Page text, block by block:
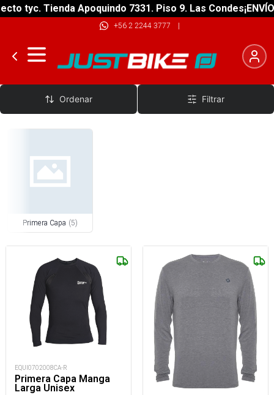
tyc. Tienda Apoquindo 7331. Piso 9. Las Condes
+56 2 2244 3777 |
Vestimenta
Ordenar Filtrar
Primera Capa (5)
EQUI0702008CA-R
Primera Capa Manga
Larga Unisex